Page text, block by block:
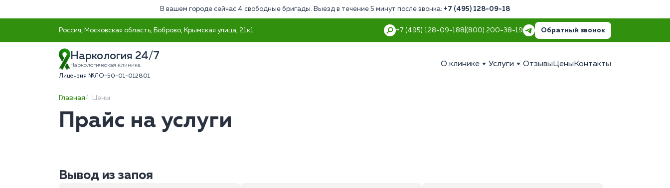
В вашем городе сейчас 4 свободные бригады. Выезд в течение 5 минут после звонка: +7 (495) 128-09-18
Россия, Московская область, Боброво, Крымская улица, 21к1 +7 (495) 128-09-188 (800) 200-38-19 Обратный звонок
Наркология 24/7
Наркологическая клиника
Лицензия №ЛО-50-01-012801
О клинике Услуги Отзывы Цены Контакты
Главная Цены
Прайс на услуги
Вывод из запоя